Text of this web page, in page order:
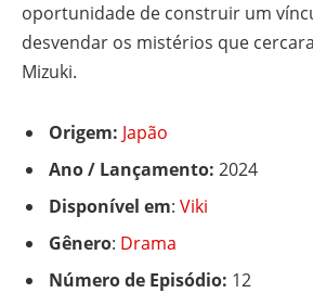
oportunidade de construir um
desvendar os mistérios que
Mizuki.
Origem: Japão
Ano / Lançamento: 2024
Disponível em: Viki
Gênero: Drama
Número de Episódio: 12